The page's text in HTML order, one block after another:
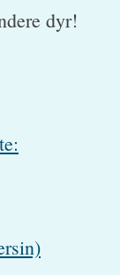
dyr!